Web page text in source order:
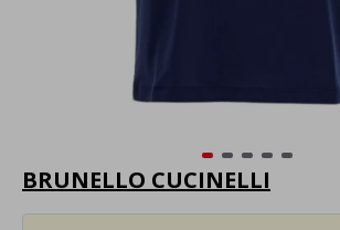
BRUNELLO CUCINELLI